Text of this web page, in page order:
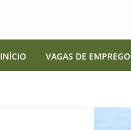
INÍCIO VAGAS DE EMPREGO